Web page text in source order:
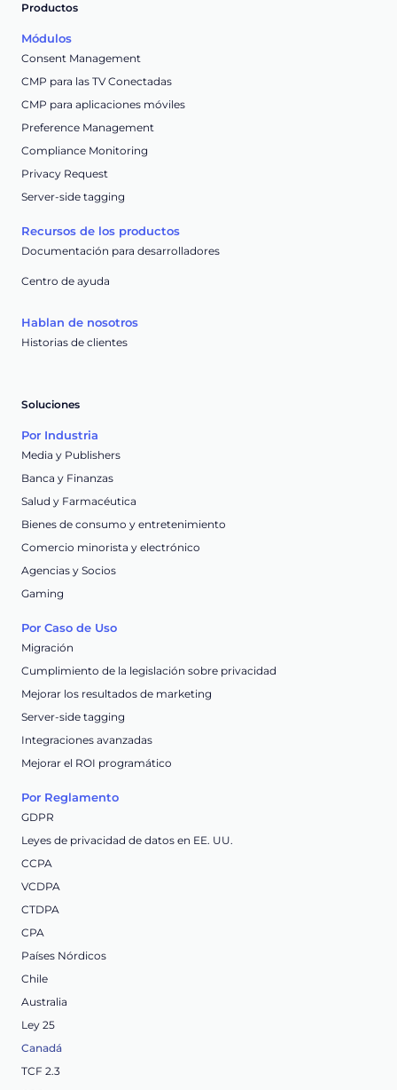
Productos
Módulos
Consent Management
CMP para las TV Conectadas
CMP para aplicaciones móviles
Preference Management
Compliance Monitoring
Privacy Request
Server-side tagging
Recursos de los productos
Documentación para desarrolladores
Centro de ayuda
Hablan de nosotros
Historias de clientes
Soluciones
Por Industria
Media y Publishers
Banca y Finanzas
Salud y Farmacéutica
Bienes de consumo y entretenimiento
Comercio minorista y electrónico
Agencias y Socios
Gaming
Por Caso de Uso
Migración
Cumplimiento de la legislación sobre privacidad
Mejorar los resultados de marketing
Server-side tagging
Integraciones avanzadas
Mejorar el ROI programático
Por Reglamento
GDPR
Leyes de privacidad de datos en EE. UU.
CCPA
VCDPA
CTDPA
CPA
Países Nórdicos
Chile
Australia
Ley 25
Canadá
TCF 2.3